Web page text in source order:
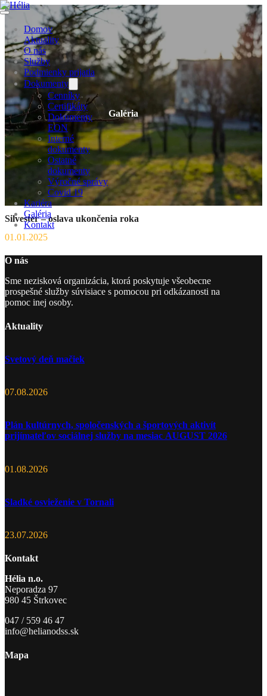
Domov
Aktuality
O nás
Služby
Podmienky prijatia
Dokumenty
Cenníky
Certifikáty
Dokumenty
EON
Interné
dokumenty
Ostatné
dokumenty
Výročné správy
Covid 19
Kariéra
Galéria
Kontakt
Galéria
Silvester – oslava ukončenia roka
01.01.2025
O nás
Sme nezisková organizácia, ktorá poskytuje všeobecne
prospešné služby súvisiace s pomocou pri odkázanosti na
pomoc inej osoby.
Aktuality
Svetový deň mačiek
07.08.2026
Plán kultúrnych, spoločenských a športových aktivít
prijímateľov sociálnej služby na mesiac AUGUST 2026
01.08.2026
Sladké osvieženie v Tornali
23.07.2026
Kontakt
Hélia n.o.
Neporadza 97
980 45 Štrkovec
047 / 559 46 47
info@helianodss.sk
Mapa